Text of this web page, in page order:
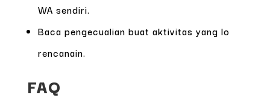
WA sendiri.
Baca pengecualian buat aktivitas yang lo
rencanain.
FAQ